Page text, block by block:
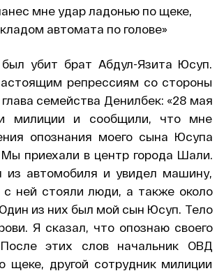
мне удар ладонью по щеке,
автомата по голове»
убит брат Абдул-Язита Юсуп.
репрессиям со стороны
семейства Денилбек: «28 мая
милиции и сообщили, что мне
опознания моего сына Юсупа
приехали в центр города Шали.
автомобиля и увидел машину,
ней стояли люди, а также около
из них был мой сын Юсуп. Тело
Я сказал, что опознаю своего
этих слов начальник ОВД
другой сотрудник милиции